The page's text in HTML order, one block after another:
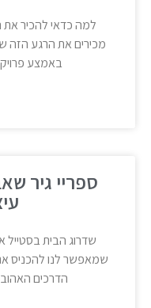
למה כדאי להכיר
מכירים את הרגע הזה
באמצע
ספריי גיר
שדרוג הבית בסטייל
שמאפשר לנו להכניס
הדרכים